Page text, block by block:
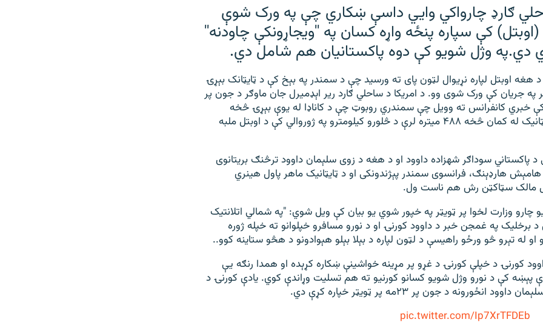
ګارډ چارواکي وايي داسې ښکاري چې په ورک شوې
کې سپاره پنځه واړه کسان په ''ویجاړونکې چاودنه''
دي.په وژل شویو کې دوه پاکستانیان هم شامل دي.
هغه اوبتل لپاره نړیوال لټون پای ته ورسید چې د سمندر په بېخ کې د ټایټانک بېړۍ
په جریان کې ورک شوی وو. د امریکا د ساحلي ګارد ریر اېډمیرل جان ماوګر د جون پر
کې خبري کانفرانس ته وویل چې سمندري روبوټ چې د کاناډا له یوې بېړۍ څخه
ګمارل شوی د ټایټانیک له کمان څخه ۴۸۸ میتره لرې د څلورو کیلومترو په ژوروالي کې د اوبتل ملبه
د پاکستاني سوداګر شهزاده داوود او د هغه د زوی سلېمان داوود ترڅنګ بریتانوی
هارډېنګ، فرانسوی سمندر پېژندونکی او د ټایټانیک ماهر پاول هینري
مالک سټاکټن رش هم ناست ول.
چارو وزارت لخوا پر ټویټر په خپور شوي یو بیان کې ویل شوي: "په شمالي اتلانتیک
د برخلیک په غمجن خبر د داوود کورنۍ او د نورو مسافرو خپلوانو ته خپله ژوره
له تېرو څو ورځو راهیسې د لټون لپاره د بېلا بېلو هېوادونو د هڅو ستاینه کوو..
کورنۍ د خپلې کورنۍ د غړو پر مړینه خواشینې ښکاره کړېده او همدا رنګه یې
پېښه کې د نورو وژل شویو کسانو کورنیو ته هم تسلیت وړاندې کوي. یادې کورنۍ د
انځورونه د جون پر ۲۳مه پر ټویټر خپاره کړې دي.
pic.twitter.com/Ip7XrTFDEb